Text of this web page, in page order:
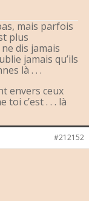
mais parfois
plus
dis jamais
jamais qu’ils
là . . .
envers ceux
c’est . . . là
#212152